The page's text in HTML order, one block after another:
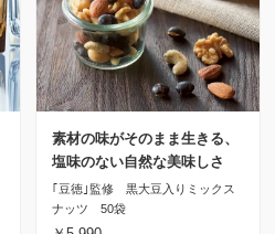
素材の味がそのまま生きる、
塩味のない自然な美味しさ
｢豆徳｣監修 黒大豆入りミックス
ナッツ 50袋